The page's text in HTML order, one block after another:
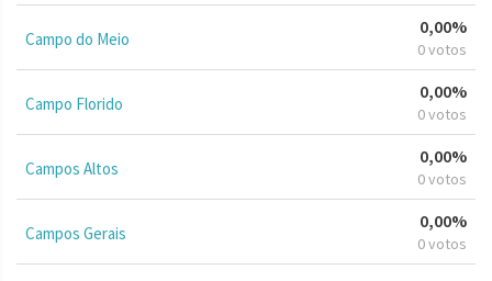
Campo do Meio
0,00%
0 votos
Campo Florido
0,00%
0 votos
Campos Altos
0,00%
0 votos
Campos Gerais
0,00%
0 votos